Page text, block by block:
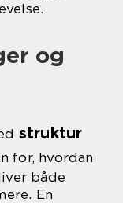
og
struktur
for, hvordan
både
En